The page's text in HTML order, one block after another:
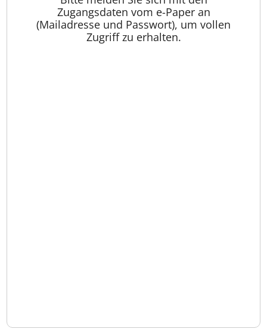
Zugangsdaten vom e-Paper an
(Mailadresse und Passwort), um vollen
Zugriff zu erhalten.